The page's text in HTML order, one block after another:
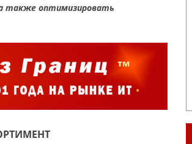
также оптимизировать